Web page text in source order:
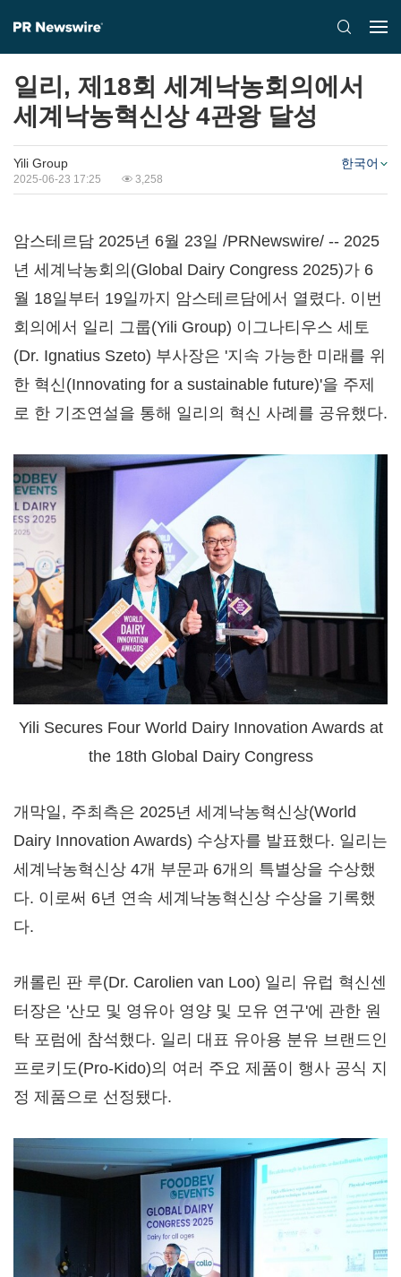
일리, 제18회 세계낙농회의에서
세계낙농혁신상 4관왕 달성
Yili Group
2025-06-23 17:25 3,258
한국어
암스테르담 2025년 6월 23일 /PRNewswire/ -- 2025
년 세계낙농회의(Global Dairy Congress 2025)가 6
월 18일부터 19일까지 암스테르담에서 열렸다. 이번
회의에서 일리 그룹(Yili Group) 이그나티우스 세토
(Dr. Ignatius Szeto) 부사장은 '지속 가능한 미래를 위
한 혁신(Innovating for a sustainable future)'을 주제
로 한 기조연설을 통해 일리의 혁신 사례를 공유했다.
Yili Secures Four World Dairy Innovation Awards at
the 18th Global Dairy Congress
개막일, 주최측은 2025년 세계낙농혁신상(World
Dairy Innovation Awards) 수상자를 발표했다. 일리는
세계낙농혁신상 4개 부문과 6개의 특별상을 수상했
다. 이로써 6년 연속 세계낙농혁신상 수상을 기록했
다.
캐롤린 판 루(Dr. Carolien van Loo) 일리 유럽 혁신센
터장은 '산모 및 영유아 영양 및 모유 연구'에 관한 원
탁 포럼에 참석했다. 일리 대표 유아용 분유 브랜드인
프로키도(Pro-Kido)의 여러 주요 제품이 행사 공식 지
정 제품으로 선정됐다.